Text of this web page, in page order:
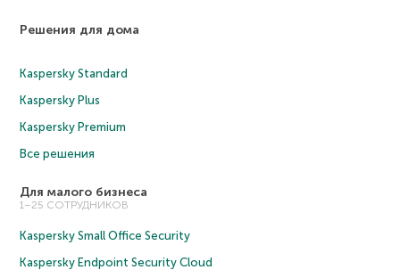
Решения для дома
Kaspersky Standard
Kaspersky Plus
Kaspersky Premium
Все решения
Для малого бизнеса
1–25 СОТРУДНИКОВ
Kaspersky Small Office Security
Kaspersky Endpoint Security Cloud